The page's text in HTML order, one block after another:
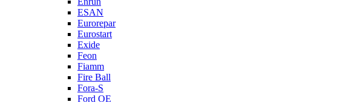
ESAN
Eurorepar
Eurostart
Exide
Feon
Fiamm
Fire Ball
Fora-S
Ford OE